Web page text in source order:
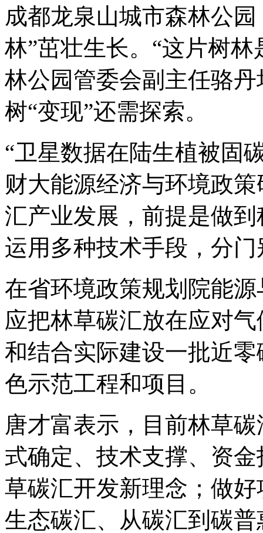
成都龙泉山城市森林公
林”茁壮生长。“这片树
林公园管委会副主任骆
树“变现”还需探索。
“卫星数据在陆生植被固
财大能源经济与环境政
汇产业发展，前提是做
运用多种技术手段，分
在省环境政策规划院能
应把林草碳汇放在应对
和结合实际建设一批近
色示范工程和项目。
唐才富表示，目前林草
式确定、技术支撑、资
草碳汇开发新理念；做
生态碳汇、从碳汇到碳